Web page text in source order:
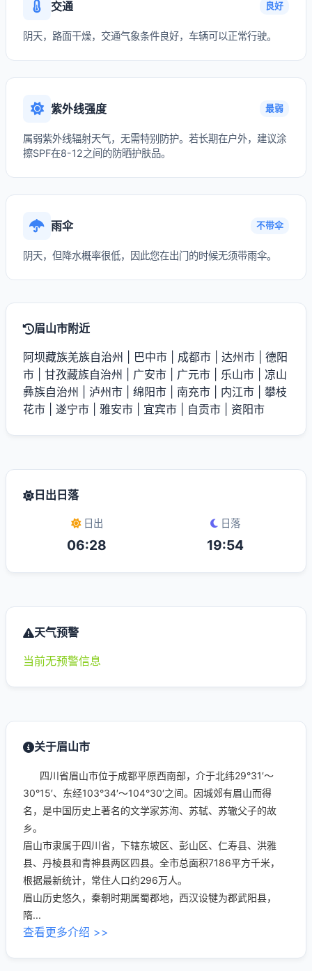
交通 良好
阴天，路面干燥，交通气象条件良好，车辆可以正常行驶。
紫外线强度 最弱
属弱紫外线辐射天气，无需特别防护。若长期在户外，建议涂
擦SPF在8-12之间的防晒护肤品。
雨伞 不带伞
阴天，但降水概率很低，因此您在出门的时候无须带雨伞。
眉山市附近
阿坝藏族羌族自治州 巴中市 成都市 达州市
德阳
市
甘孜藏族自治州 广安市 广元市 乐山市
凉山
彝族自治州
泸州市 绵阳市 南充市 内江市
攀枝
花市
遂宁市 雅安市 宜宾市 自贡市 资阳市
日出日落
日出
06:28
日落
19:54
天气预警
当前无预警信息
关于眉山市
四川省眉山市位于成都平原西南部，介于北纬29°31′～
30°15′、东经103°34′～104°30′之间。因城郊有眉山而得
名，是中国历史上著名的文学家苏洵、苏轼、苏辙父子的故
乡。
眉山市隶属于四川省，下辖东坡区、彭山区、仁寿县、洪雅
县、丹棱县和青神县两区四县。全市总面积7186平方千米，
根据最新统计，常住人口约296万人。
眉山历史悠久，秦朝时期属蜀郡地，西汉设犍为郡武阳县，
隋...
查看更多介绍 >>